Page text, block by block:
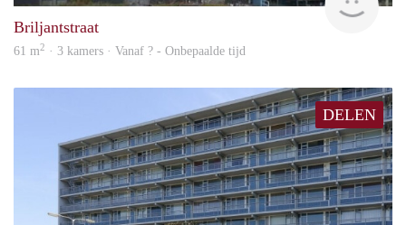
Briljantstraat
61 m2 · 3 kamers · Vanaf ? - Onbepaalde tijd
DELEN